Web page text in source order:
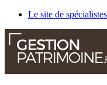
Le site de